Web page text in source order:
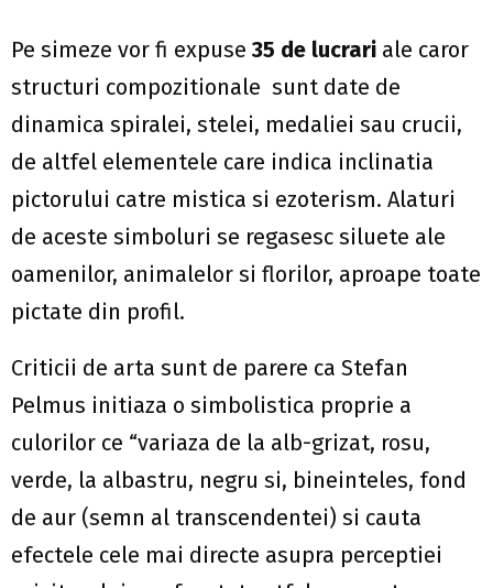
Pe simeze vor fi expuse 35 de lucrari ale caror
structuri compozitionale sunt date de
dinamica spiralei, stelei, medaliei sau crucii,
de altfel elementele care indica inclinatia
pictorului catre mistica si ezoterism. Alaturi
de aceste simboluri se regasesc siluete ale
oamenilor, animalelor si florilor, aproape toate
pictate din profil.
Criticii de arta sunt de parere ca Stefan
Pelmus initiaza o simbolistica proprie a
culorilor ce “variaza de la alb-grizat, rosu,
verde, la albastru, negru si, bineinteles, fond
de aur (semn al transcendentei) si cauta
efectele cele mai directe asupra perceptiei